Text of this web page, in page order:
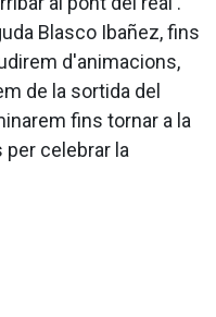
Blasco Ibañez, fins
d'animacions,
de la sortida del
fins tornar a la
celebrar la